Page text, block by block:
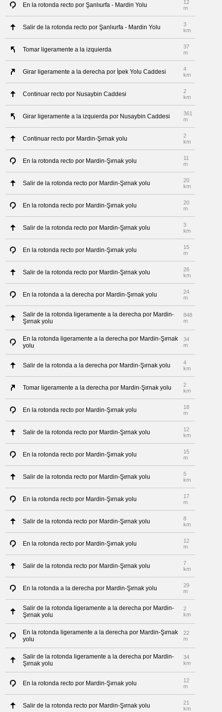
En la rotonda recto por Şanlıurfa - Mardin Yolu
12
m
Salir de la rotonda recto por Şanlıurfa - Mardin Yolu
3
km
Tomar ligeramente a la izquierda
37
m
Girar ligeramente a la derecha por İpek Yolu Caddesi
4
km
Continuar recto por Nusaybin Caddesi
2
km
Girar ligeramente a la izquierda por Nusaybin Caddesi
361
m
Continuar recto por Mardin-Şırnak yolu
2
km
En la rotonda recto por Mardin-Şırnak yolu
11
m
Salir de la rotonda recto por Mardin-Şırnak yolu
20
km
En la rotonda recto por Mardin-Şırnak yolu
20
m
Salir de la rotonda recto por Mardin-Şırnak yolu
3
km
En la rotonda recto por Mardin-Şırnak yolu
15
m
Salir de la rotonda recto por Mardin-Şırnak yolu
26
km
En la rotonda a la derecha por Mardin-Şırnak yolu
24
m
Salir de la rotonda ligeramente a la derecha por Mardin-
Şırnak yolu
848
m
En la rotonda ligeramente a la derecha por Mardin-Şırnak
yolu
34
m
Salir de la rotonda a la derecha por Mardin-Şırnak yolu
4
km
Tomar ligeramente a la derecha por Mardin-Şırnak yolu
2
km
En la rotonda recto por Mardin-Şırnak yolu
18
m
Salir de la rotonda recto por Mardin-Şırnak yolu
12
km
En la rotonda recto por Mardin-Şırnak yolu
15
m
Salir de la rotonda recto por Mardin-Şırnak yolu
5
km
En la rotonda recto por Mardin-Şırnak yolu
17
m
Salir de la rotonda recto por Mardin-Şırnak yolu
8
km
En la rotonda recto por Mardin-Şırnak yolu
12
m
Salir de la rotonda recto por Mardin-Şırnak yolu
7
km
En la rotonda a la derecha por Mardin-Şırnak yolu
29
m
Salir de la rotonda ligeramente a la derecha por Mardin-
Şırnak yolu
2
km
En la rotonda ligeramente a la derecha por Mardin-Şırnak
yolu
22
m
Salir de la rotonda ligeramente a la derecha por Mardin-
Şırnak yolu
34
km
En la rotonda recto por Mardin-Şırnak yolu
12
m
Salir de la rotonda recto por Mardin-Şırnak yolu
21
km